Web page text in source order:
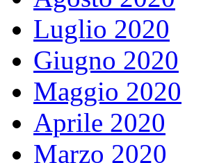
Luglio 2020
Giugno 2020
Maggio 2020
Aprile 2020
Marzo 2020